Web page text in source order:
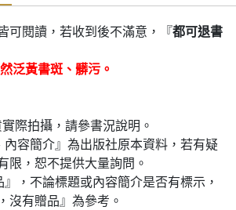
可閱讀，若收到後不滿意，『都可退書
泛黃書斑、髒污。
實際拍攝，請參書況說明。
內容簡介』為出版社原本資料，若有疑
限，恕不提供大量詢問。
』，不論標題或內容簡介是否有標示，
沒有贈品』為參考。